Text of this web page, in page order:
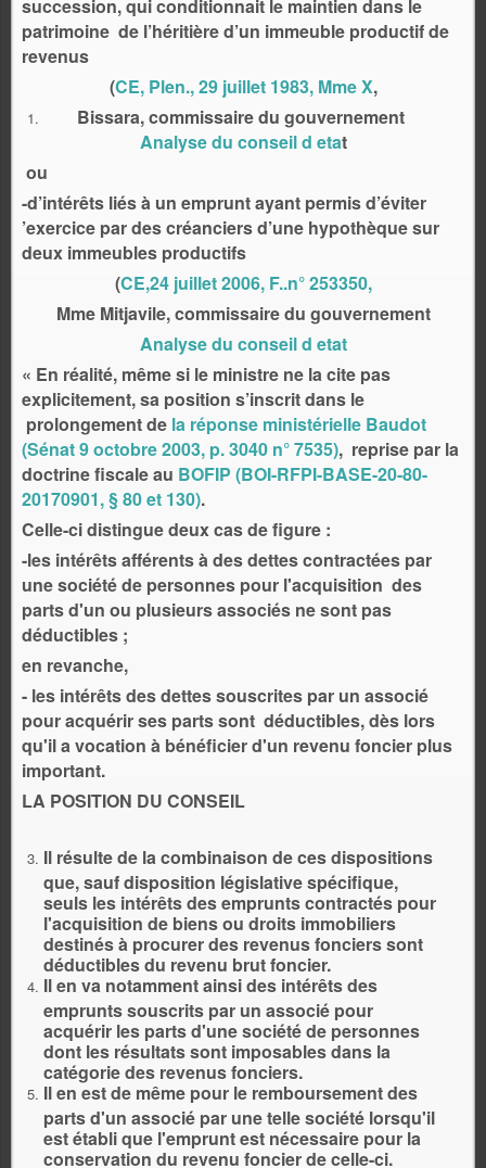
succession, qui conditionnait le maintien dans le
patrimoine de l’héritière d’un immeuble productif de
revenus
(CE, Plen., 29 juillet 1983, Mme X,
Bissara, commissaire du gouvernement
Analyse du conseil d etat
ou
-d’intérêts liés à un emprunt ayant permis d’éviter
’exercice par des créanciers d’une hypothèque sur
deux immeubles productifs
(CE,24 juillet 2006, F..n° 253350,
Mme Mitjavile, commissaire du gouvernement
Analyse du conseil d etat
« En réalité, même si le ministre ne la cite pas
explicitement, sa position s’inscrit dans le
prolongement de la réponse ministérielle Baudot
(Sénat 9 octobre 2003, p. 3040 n° 7535), reprise par la
doctrine fiscale au BOFIP (BOI-RFPI-BASE-20-80-
20170901, § 80 et 130).
Celle-ci distingue deux cas de figure :
-les intérêts afférents à des dettes contractées par
une société de personnes pour l'acquisition des
parts d'un ou plusieurs associés ne sont pas
déductibles ;
en revanche,
- les intérêts des dettes souscrites par un associé
pour acquérir ses parts sont déductibles, dès lors
qu'il a vocation à bénéficier d'un revenu foncier plus
important.
LA POSITION DU CONSEIL
Il résulte de la combinaison de ces dispositions
que, sauf disposition législative spécifique,
seuls les intérêts des emprunts contractés pour
l'acquisition de biens ou droits immobiliers
destinés à procurer des revenus fonciers sont
déductibles du revenu brut foncier.
Il en va notamment ainsi des intérêts des
emprunts souscrits par un associé pour
acquérir les parts d'une société de personnes
dont les résultats sont imposables dans la
catégorie des revenus fonciers.
Il en est de même pour le remboursement des
parts d'un associé par une telle société lorsqu'il
est établi que l'emprunt est nécessaire pour la
conservation du revenu foncier de celle-ci.